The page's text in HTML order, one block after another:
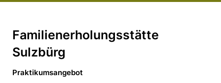
Familienerholungsstätte
Sulzbürg
Praktikumsangebot